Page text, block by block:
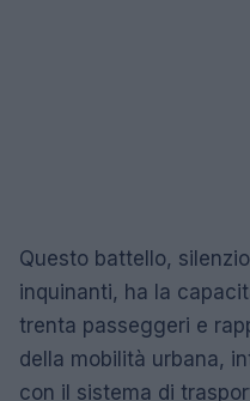
Questo battello,
inquinanti, ha la
trenta passeggeri e
della mobilità urbana,
con il sistema di